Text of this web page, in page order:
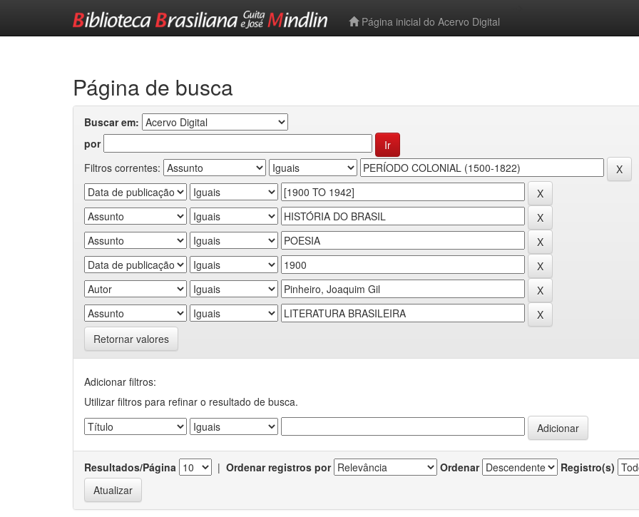
Página inicial do Acervo Digital
Página de busca
Buscar em:
por
Filtros correntes:
Retornar valores
Adicionar filtros:
Utilizar filtros para refinar o resultado de busca.
Resultados/Página | Ordenar registros por Ordenar Registro(s)